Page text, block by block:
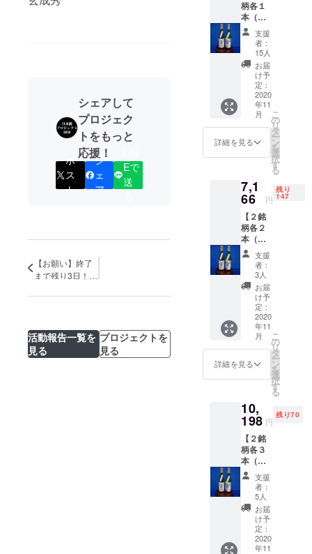
シェアして
プロジェク
トをもっと
応援！
ポ
ス
ト
シ
ェ
ア
Eで
送
【お願い】終了
まで残り3日！な
ジェクト２０２
活動報告一覧を
見る
プロジェクトを
見る
柄各１
本（計
２
本）】
銘柄
①：元
文 花
酵母・
さくら
（本醸
造）
（左）
銘柄
②：元
文 花
菊（大
吟醸）
（右）
サイ
ズ：4合
瓶
720ml ※
送料込
み ※ リ
ターン
発送は
2020年
11月を
予定し
ており
ます ※
20歳未
止され
ていま
す ※ 配
送日時
の指定
は致し
かねま
す。ご
了承く
ださ
い。
支援
者：
15人
お届
け予
定：
2020
年11
月
詳細を見る
こ
の
リ
タ
ー
ン
を
選
択
す
る
7,1
66 円
残り
147
【２銘
柄各２
本（計
４
本）】
銘柄
①：元
文 花
酵母・
さくら
（本醸
造）
（左）
銘柄
②：元
文 花
菊（大
吟醸）
（右）
サイ
ズ：4合
瓶
720ml ※
送料込
み ※ リ
ターン
発送は
2020年
11月を
予定し
支援
者：
3人
お届
け予
定：
2020
年11
月
詳細を見る
こ
の
リ
タ
ー
ン
を
選
択
す
る
10,
198 円
残り70
【２銘
柄各３
本（計
６
本）】
銘柄
①：元
文 花
酵母・
さくら
（本醸
支援
者：
5人
お届
け予
定：
2020
年11